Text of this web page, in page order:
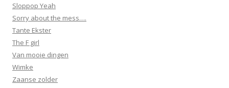
Sloppop Yeah
Sorry about the mess….
Tante Ekster
The F girl
Van mooie dingen
Wimke
Zaanse zolder